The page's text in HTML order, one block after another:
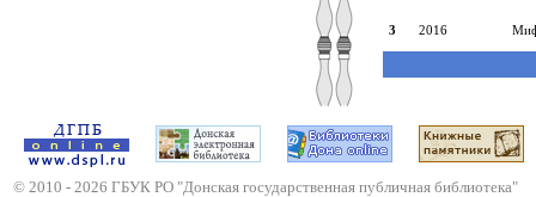
3 2016
© 2010 - 2026 ГБУК РО "Донская государственная публичная библиотека"